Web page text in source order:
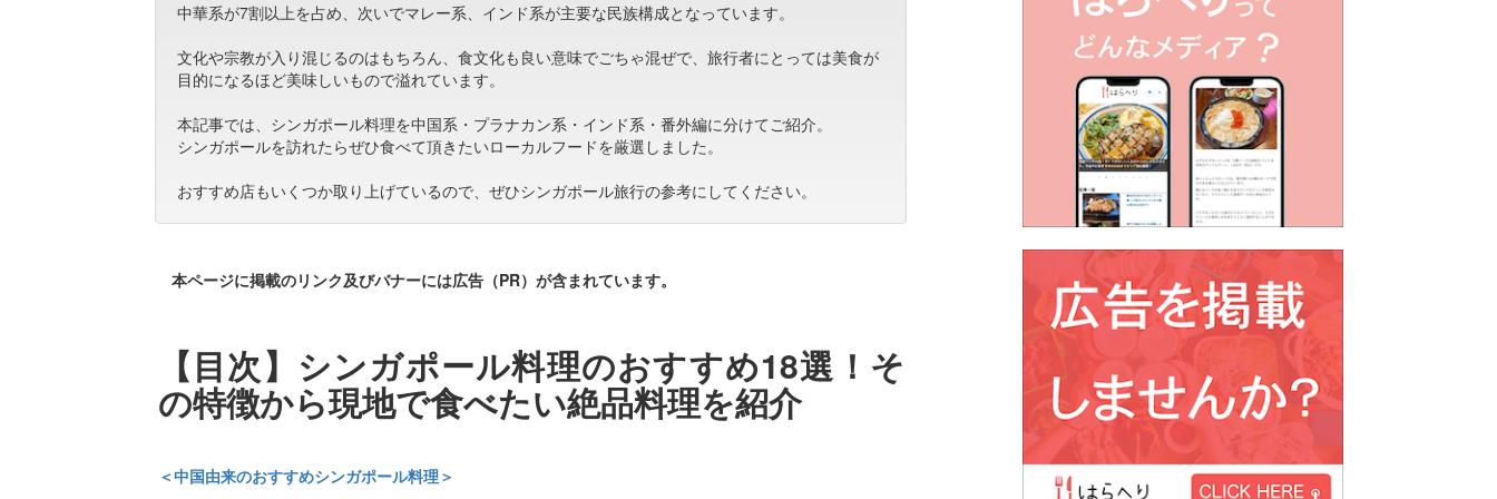
中華系が7割以上を占め、次いでマレー系、インド系が主要な民族構成となっています。
文化や宗教が入り混じるのはもちろん、食文化も良い意味でごちゃ混ぜで、旅行者にとっては美食が
目的になるほど美味しいもので溢れています。
本記事では、シンガポール料理を中国系・プラナカン系・インド系・番外編に分けてご紹介。
シンガポールを訪れたらぜひ食べて頂きたいローカルフードを厳選しました。
おすすめ店もいくつか取り上げているので、ぜひシンガポール旅行の参考にしてください。
本ページに掲載のリンク及びバナーには広告（PR）が含まれています。
【目次】シンガポール料理のおすすめ18選！そ
の特徴から現地で食べたい絶品料理を紹介
＜中国由来のおすすめシンガポール料理＞